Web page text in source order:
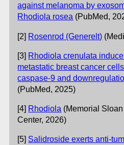
against melanoma by
Rhodiola rosea (PubMed,
[2] Rosenrod (Generelt)
[3] Rhodiola crenulata
metastatic breast cancer
caspase-9 and
(PubMed, 2025)
[4] Rhodiola (Memorial
Center, 2026)
[5] Salidroside exerts anti-